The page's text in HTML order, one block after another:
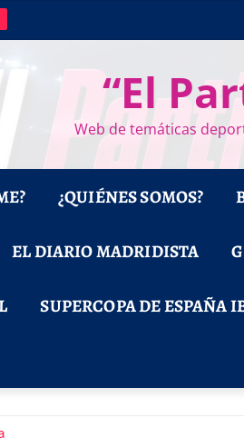
“El
Web de temáticas
¿QUIÉNES SOMOS?
EL DIARIO MADRIDISTA
SUPERCOPA DE ESPAÑA